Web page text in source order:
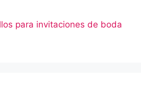
para invitaciones de boda